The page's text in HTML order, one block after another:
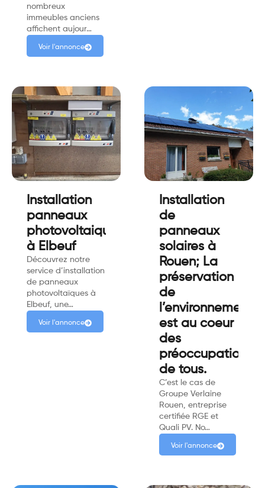
nombreux
immeubles anciens
affichent aujour…
Voir l'annonce
Installation
panneaux
photovoltaiques
à Elbeuf
Découvrez notre
service d’installation
de panneaux
photovoltaïques à
Elbeuf, une…
Voir l'annonce
Installation
de
panneaux
solaires à
Rouen; La
préservation
de
l’environnement
est au coeur
des
préoccupations
de tous.
C’est le cas de
Groupe Verlaine
Rouen, entreprise
certifiée RGE et
Quali PV. No…
Voir l'annonce